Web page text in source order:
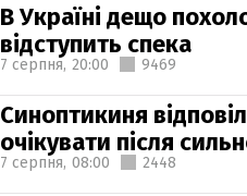
В Україні дещо
відступить спека
7 серпня, 20:00 9469
Синоптикиня
очікувати після
7 серпня, 08:00 2448